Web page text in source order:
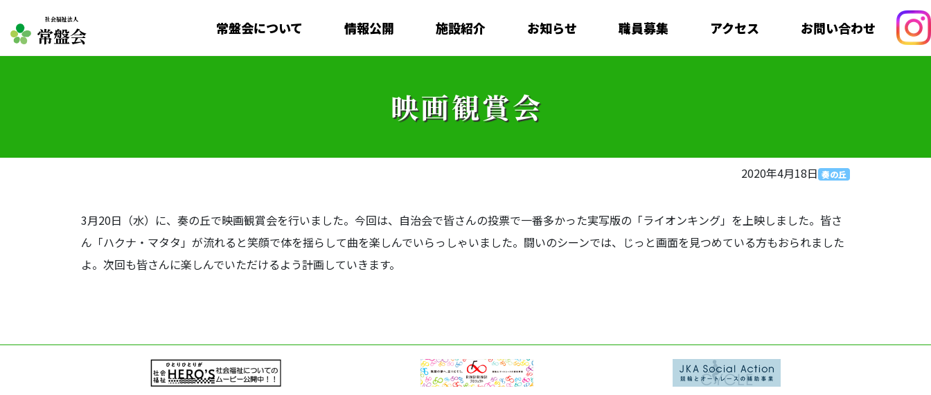
社会福祉法人
常盤会 常盤会について 情報公開 施設紹介 お知らせ 職員募集 アクセス お問い合わせ
映画観賞会
2020年4月18日 奏の丘
3月20日（水）に、奏の丘で映画観賞会を行いました。今回は、自治会で皆さんの投票で一番多かった実写版の「ライオンキング」を上映しました。皆さ
ん「ハクナ・マタタ」が流れると笑顔で体を揺らして曲を楽しんでいらっしゃいました。闘いのシーンでは、じっと画面を見つめている方もおられました
よ。次回も皆さんに楽しんでいただけるよう計画していきます。